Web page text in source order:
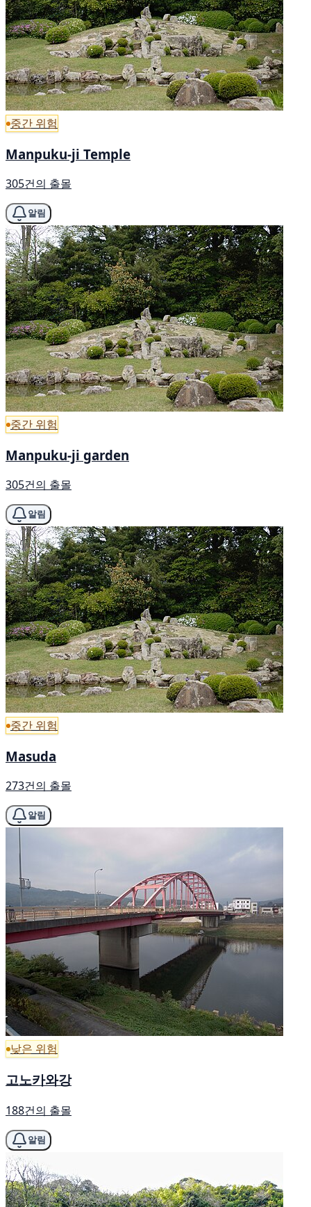
중간 위험
Manpuku-ji Temple
305건의 출몰
알림
중간 위험
Manpuku-ji garden
305건의 출몰
알림
중간 위험
Masuda
273건의 출몰
알림
낮은 위험
고노카와강
188건의 출몰
알림